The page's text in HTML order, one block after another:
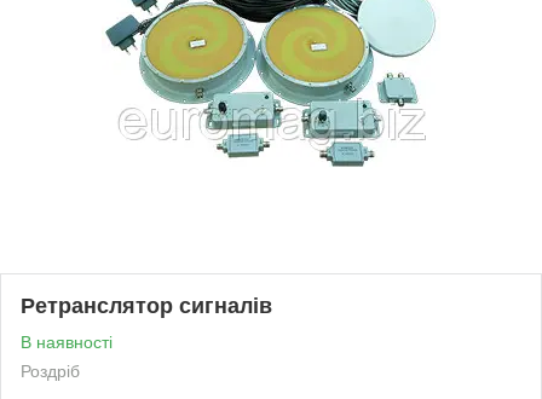
Ретранслятор сигналів
В наявності
Роздріб